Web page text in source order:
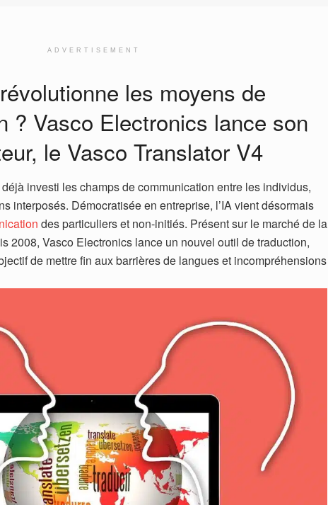
ADVERTISEMENT
les moyens de
? Vasco Electronics lance son
le Vasco Translator V4
investi les champs de communication entre les individus,
interposés. Démocratisée en entreprise, l’IA vient désormais
des particuliers et non-initiés. Présent sur le marché de la
2008, Vasco Electronics lance un nouvel outil de traduction,
de mettre fin aux barrières de langues et incompréhensions